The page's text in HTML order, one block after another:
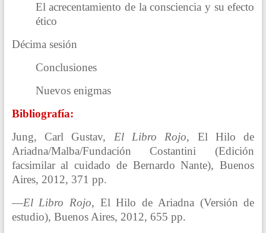
El acrecentamiento de la consciencia y su efecto
ético
Décima sesión
Conclusiones
Nuevos enigmas
Bibliografía:
Jung, Carl Gustav, El Libro Rojo, El Hilo de
Ariadna/Malba/Fundación Costantini (Edición
facsimilar al cuidado de Bernardo Nante), Buenos
Aires, 2012, 371 pp.
—El Libro Rojo, El Hilo de Ariadna (Versión de
estudio), Buenos Aires, 2012, 655 pp.